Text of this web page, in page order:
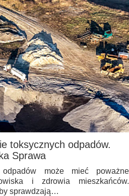
toksycznych odpadów.
Sprawa
odpadów może mieć poważne
i zdrowia mieszkańców.
sprawdzają…